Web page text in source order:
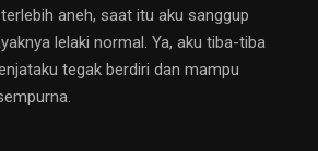
aneh, saat itu aku sanggup
lelaki normal. Ya, aku tiba-tiba
tegak berdiri dan mampu